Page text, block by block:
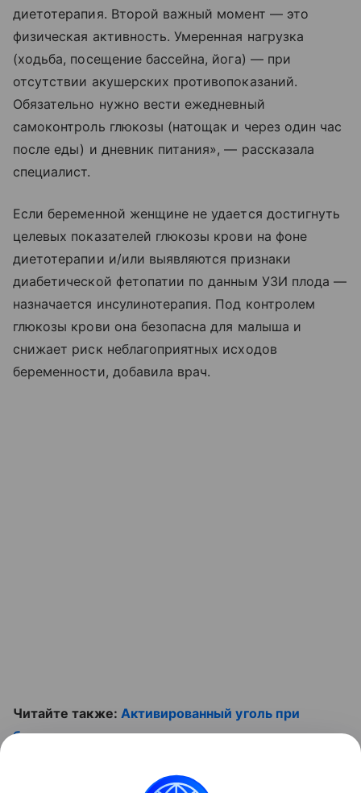
диетотерапия. Второй важный момент — это
физическая активность. Умеренная нагрузка
(ходьба, посещение бассейна, йога) — при
отсутствии акушерских противопоказаний.
Обязательно нужно вести ежедневный
самоконтроль глюкозы (натощак и через один час
после еды) и дневник питания», — рассказала
специалист.
Если беременной женщине не удается достигнуть
целевых показателей глюкозы крови на фоне
диетотерапии и/или выявляются признаки
диабетической фетопатии по данным УЗИ плода —
назначается инсулинотерапия. Под контролем
глюкозы крови она безопасна для малыша и
снижает риск неблагоприятных исходов
беременности, добавила врач.
Читайте также: Активированный уголь при
беременности: можно ли его принимать
Смотрите видео о знаменитостях, которые